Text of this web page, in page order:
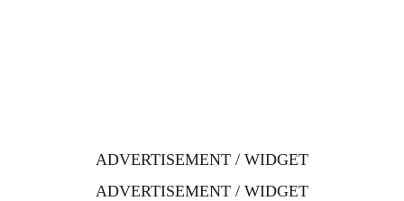
ADVERTISEMENT / WIDGET
ADVERTISEMENT / WIDGET